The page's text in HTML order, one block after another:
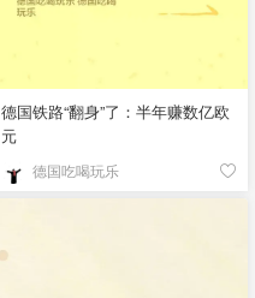
德国铁路“翻身”了：半年赚数亿欧
元
德国吃喝玩乐